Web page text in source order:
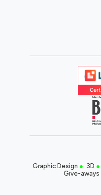
Graphic Design ● 3D ●
Give-aways